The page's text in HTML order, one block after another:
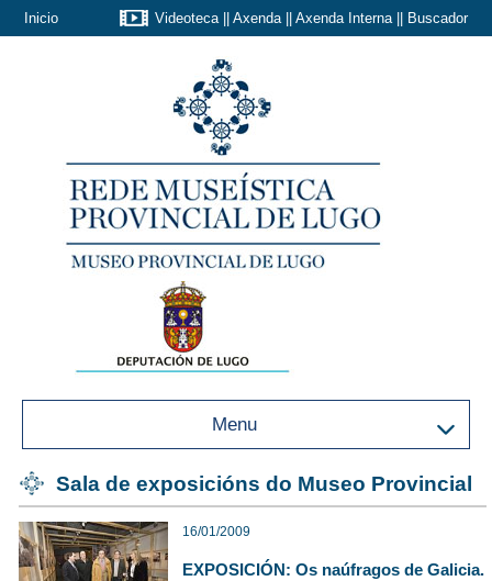
Inicio Videoteca|| Axenda|| Axenda Interna|| Buscador
Menu
Sala de exposicións do Museo Provincial
16/01/2009
EXPOSICIÓN: Os naúfragos de Galicia.